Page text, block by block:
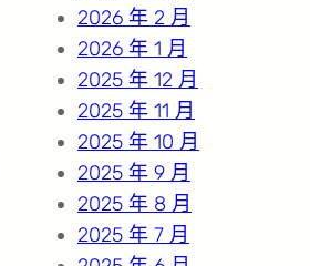
2026 年 2 月
2026 年 1 月
2025 年 12 月
2025 年 11 月
2025 年 10 月
2025 年 9 月
2025 年 8 月
2025 年 7 月